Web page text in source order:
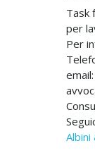
Task
per
Per
email: